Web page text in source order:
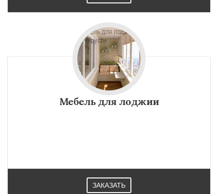
Мебель для лоджии
ЗАКАЗАТЬ